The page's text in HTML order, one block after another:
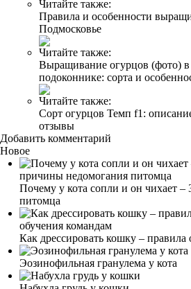
Читайте также:
Правила и особенности
Подмосковье
Читайте также:
Выращивание огурцов (фото) в
подоконнике: сорта и
Читайте также:
Сорт огурцов Темп f1:
отзывы
Добавить комментарий
Новое
Почему у кота сопли и он чихает
питомца
Как дрессировать кошку – правила
Эозинофильная гранулема у кота